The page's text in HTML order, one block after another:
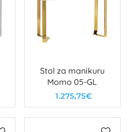
Stol za manikuru
Momo 05-GL
1.275,75€